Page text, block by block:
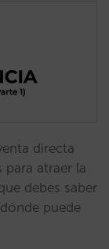
directa
atraer la
debes saber
puede